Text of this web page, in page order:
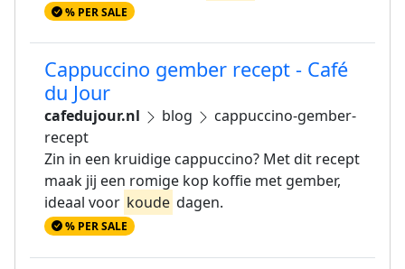
% PER SALE
Cappuccino gember recept - Café
du Jour
cafedujour.nl blog
cappuccino-gember-
recept
Zin in een kruidige cappuccino? Met dit recept
maak jij een romige kop koffie met gember,
ideaal voor koude dagen.
% PER SALE